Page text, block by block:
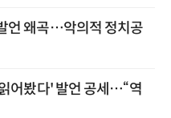
언 왜곡…악의적 정치공
어봤다' 발언 공세…“역